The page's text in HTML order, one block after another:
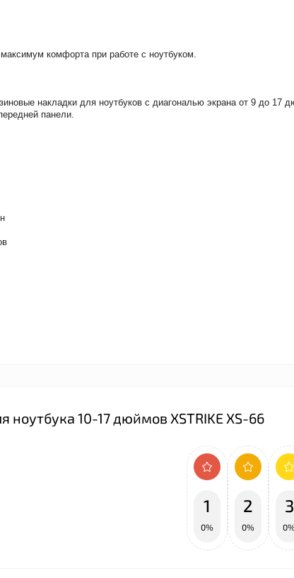
комфорта при работе с ноутбуком.
накладки для ноутбуков с диагональю экрана от 9 до 17
панели.
10-17 дюймов XSTRIKE XS-66
1
0%
2
0%
3